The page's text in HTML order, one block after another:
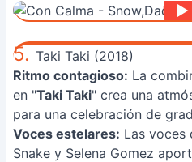
5. Taki Taki (2018)
Ritmo contagioso: La
en "Taki Taki" crea una
para una celebración de
Voces estelares: Las voces
Snake y Selena Gomez